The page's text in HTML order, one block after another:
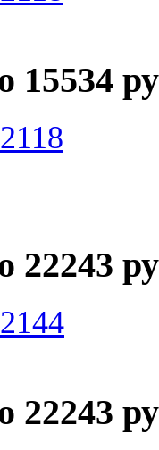
15534
22243
22243